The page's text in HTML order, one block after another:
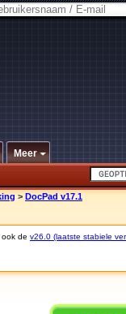
Meer
> DocPad v17.1
de v26.0 (laatste stabiele